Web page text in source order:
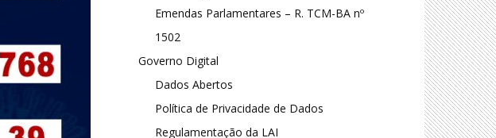
Emendas Parlamentares – R. TCM-BA nº
1502
Governo Digital
Dados Abertos
Política de Privacidade de Dados
Regulamentação da LAI